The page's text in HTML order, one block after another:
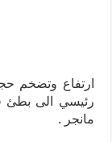
ارتفاع وتضخم
رئيسي الى بطئ
مانجر .